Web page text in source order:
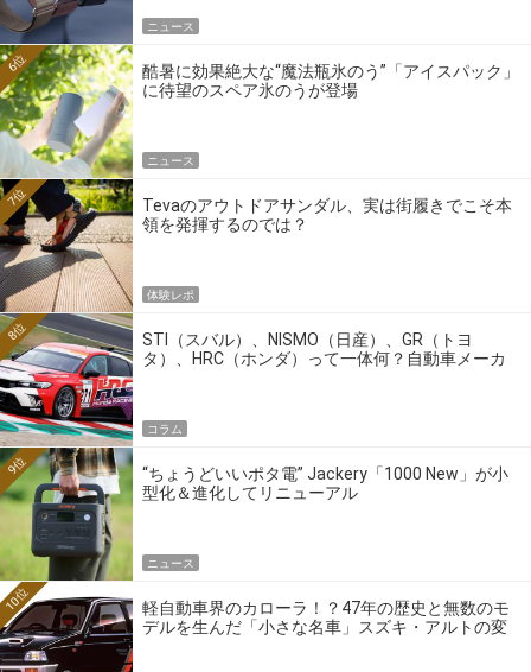
ニュース
酷暑に効果絶大な“魔法瓶氷のう”「アイスパック」
に待望のスペア氷のうが登場
6位
ニュース
Tevaのアウトドアサンダル、実は街履きでこそ本
領を発揮するのでは？
7位
体験レポ
STI（スバル）、NISMO（日産）、GR（トヨ
タ）、HRC（ホンダ）って一体何？自動車メーカ
8位
コラム
“ちょうどいいポタ電” Jackery「1000 New」が小
型化＆進化してリニューアル
9位
ニュース
軽自動車界のカローラ！？47年の歴史と無数のモ
デルを生んだ「小さな名車」スズキ・アルトの変
10位